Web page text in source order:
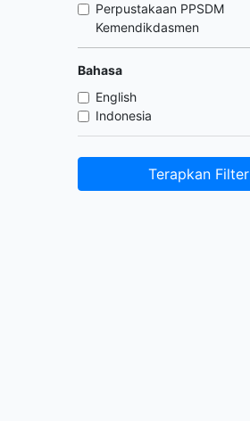
Perpustakaan PPSDM
Kemendikdasmen
Bahasa
English
Indonesia
Terapkan Filter